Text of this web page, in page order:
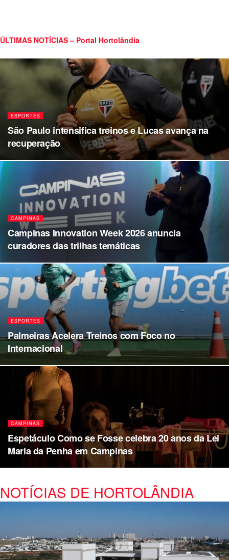
ÚLTIMAS NOTÍCIAS – Portal Hortolândia
ESPORTES
São Paulo intensifica treinos e Lucas avança na
recuperação
CAMPINAS
Campinas Innovation Week 2026 anuncia
curadores das trilhas temáticas
ESPORTES
Palmeiras Acelera Treinos com Foco no
Internacional
CAMPINAS
Espetáculo Como se Fosse celebra 20 anos da Lei
Maria da Penha em Campinas
NOTÍCIAS DE HORTOLÂNDIA